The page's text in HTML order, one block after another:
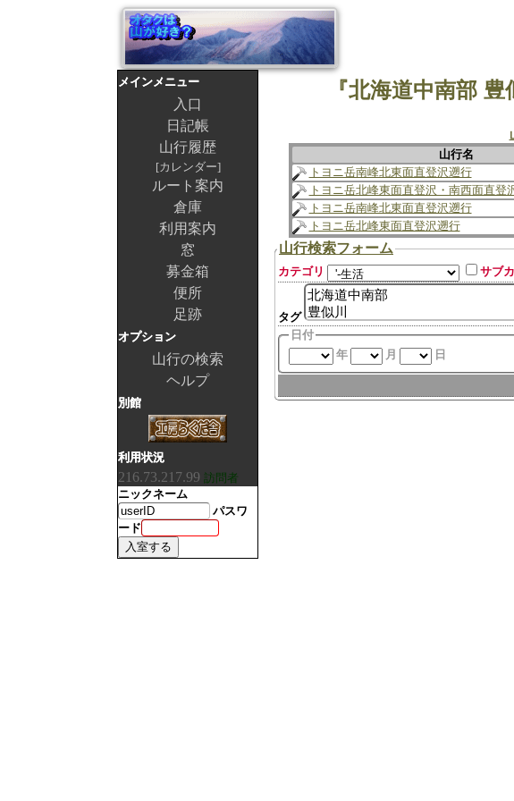
『北海道中南部
山行名
トヨニ岳南峰北東面直登沢遡行
トヨニ岳北峰東面直登沢・南西面直登
トヨニ岳南峰北東面直登沢遡行
トヨニ岳北峰東面直登沢遡行
山行検索フォーム
カテゴリ サブ
タグ
日付
年
月 日
メインメニュー
入口
日記帳
山行履歴
カレンダー
ルート案内
倉庫
利用案内
窓
募金箱
便所
足跡
オプション
山行の検索
ヘルプ
別館
利用状況
216.73.217.99 訪問者
ニックネーム
パスワ
ード